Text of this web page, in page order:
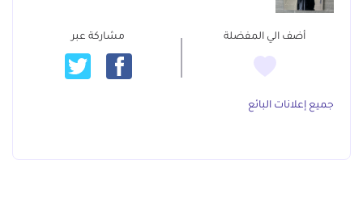
أضف الي المفضلة مشاركة عبر
جميع إعلانات البائع